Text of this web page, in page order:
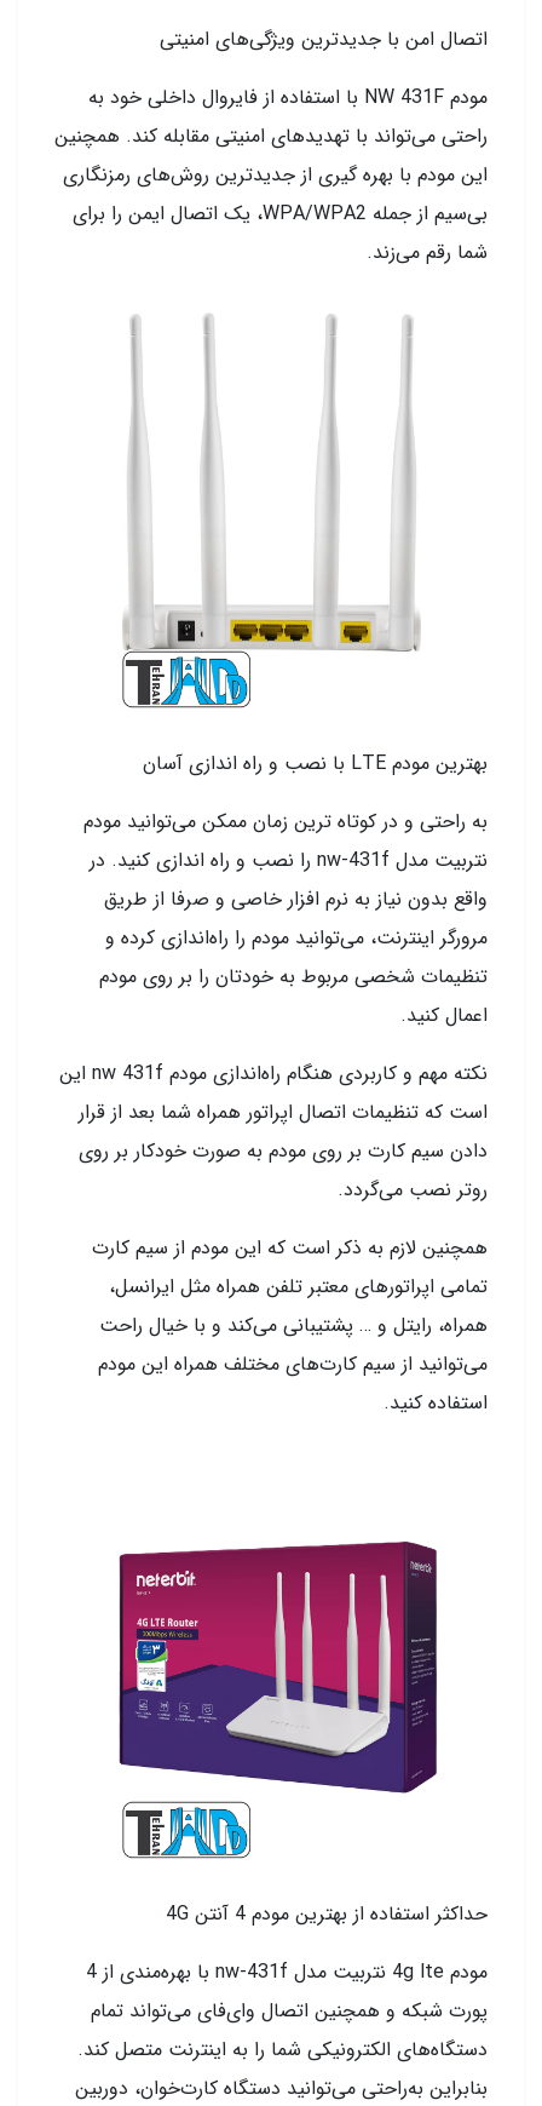
اتصال امن با جدیدترین ویژگی‌های امنیتی
مودم NW 431F با استفاده از فایروال داخلی خود به
راحتی می‌تواند با تهدیدهای امنیتی مقابله کند. همچنین
این مودم با بهره گیری از جدیدترین روش‌های رمزنگاری
بی‌سیم از جمله WPA/WPA2، یک اتصال ایمن را برای
شما رقم می‌زند.
بهترین مودم LTE با نصب و راه اندازی آسان
به راحتی و در کوتاه ترین زمان ممکن می‌توانید مودم
نتربیت مدل nw-431f را نصب و راه اندازی کنید. در
واقع بدون نیاز به نرم افزار خاصی و صرفا از طریق
مرورگر اینترنت، می‌توانید مودم را راه‌اندازی کرده و
تنظیمات شخصی مربوط به خودتان را بر روی مودم
اعمال کنید.
نکته مهم و کاربردی هنگام راه‌اندازی مودم nw 431f این
است که تنظیمات اتصال اپراتور همراه شما بعد از قرار
دادن سیم کارت بر روی مودم به صورت خودکار بر روی
روتر نصب می‌گردد.
همچنین لازم به ذکر است که این مودم از سیم کارت
تمامی اپراتورهای معتبر تلفن همراه مثل ایرانسل،
همراه، رایتل و … پشتیبانی می‌کند و با خیال راحت
می‌توانید از سیم کارت‌های مختلف همراه این مودم
استفاده کنید.
حداکثر استفاده از بهترین مودم 4 آنتن 4G
مودم 4g lte نتربیت مدل nw-431f با بهره‌مندی از 4
پورت شبکه و همچنین اتصال وای‌فای می‌تواند تمام
دستگاه‌های الکترونیکی شما را به اینترنت متصل کند.
بنابراین به‌راحتی می‌توانید دستگاه کارت‌خوان، دوربین